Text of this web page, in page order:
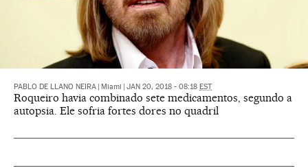
PABLO DE LLANO NEIRA Miami JAN 20, 2018 - 08:18 EST
Roqueiro havia combinado sete medicamentos, segundo a
autopsia. Ele sofria fortes dores no quadril